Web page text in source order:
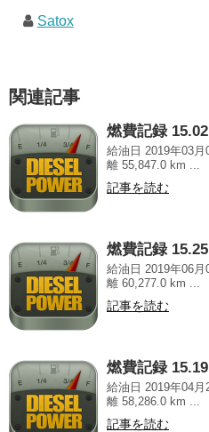
Satox
関連記事
燃費記録
給油日 2019年03
離 55,847.0 km ...
記事を読む
燃費記録
給油日 2019年06
離 60,277.0 km ...
記事を読む
燃費記録
給油日 2019年04
離 58,286.0 km ...
記事を読む